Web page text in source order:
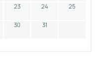
23 24 25
30 31